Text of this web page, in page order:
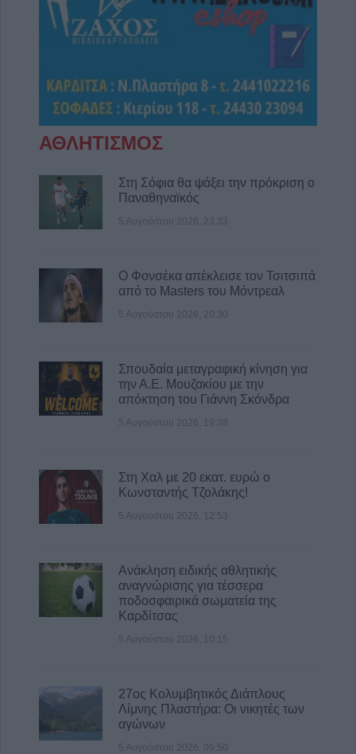
περιοχών που επλήγησαν από τις
πυρκαγιές
Μικροσκοπικές δίνες ανακαλύφθηκαν για
πρώτη φορά στην επιφάνεια του Ήλιου
Επίσκεψη του Υπουργού Υγείας Άδωνι
Σοφάδων(+Φωτο +Βίντεο)
5 Αυγούστου 2026, 16:58
Επιτροπή Ανταγωνισμού: Αναρτήθηκαν τα
προσωπικού
5 Αυγούστου 2026, 16:02
γλυκισμάτων
5 Αυγούστου 2026, 15:48
Τάσος Τσιαπλές: Μεγάλες οι ευθύνες
κυβέρνησης και περιφέρειας Θεσσαλίας, για
ΑΘΛΗΤΙΣΜΟΣ
Στη Σόφια θα ψάξει την πρόκριση ο
Παναθηναϊκός
5 Αυγούστου 2026, 23:33
Ο Φονσέκα απέκλεισε τον Τσιτσιπά
από το Masters του Μόντρεαλ
5 Αυγούστου 2026, 20:30
Σπουδαία μεταγραφική κίνηση για
την Α.Ε. Μουζακίου με την
απόκτηση του Γιάννη Σκόνδρα
5 Αυγούστου 2026, 19:38
Στη Χαλ με 20 εκατ. ευρώ ο
Κωνσταντής Τζολάκης!
5 Αυγούστου 2026, 12:53
Ανάκληση ειδικής αθλητικής
αναγνώρισης για τέσσερα
ποδοσφαιρικά σωματεία της
Καρδίτσας
5 Αυγούστου 2026, 10:15
27ος Κολυμβητικός Διάπλους
Λίμνης Πλαστήρα: Οι νικητές των
αγώνων
5 Αυγούστου 2026, 09:50